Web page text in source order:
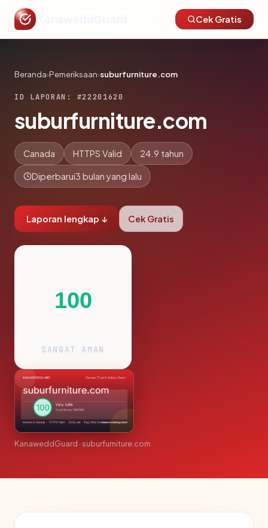
Cek Gratis
Beranda›Pemeriksaan›suburfurniture.com
ID LAPORAN: #22201620
suburfurniture.com
Canada HTTPS Valid 24.9 tahun
Diperbarui3 bulan yang lalu
Laporan lengkap ↓ Cek Gratis
100
SANGAT AMAN
KanaweddGuard · suburfurniture.com